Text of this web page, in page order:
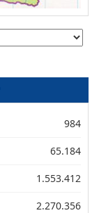
984
65.184
1.553.412
2.270.356